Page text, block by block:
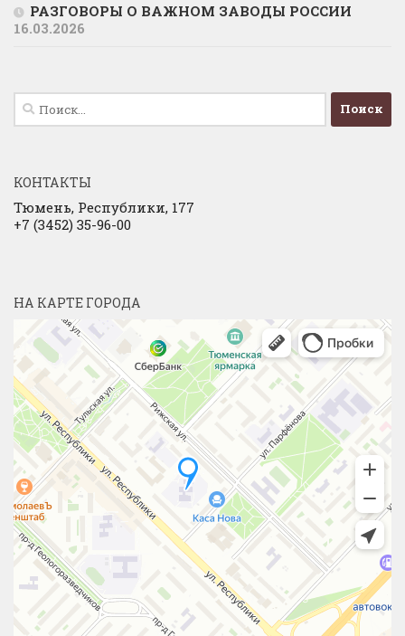
РАЗГОВОРЫ О ВАЖНОМ ЗАВОДЫ РОССИИ
16.03.2026
Найти:
КОНТАКТЫ
Тюмень, Республики, 177
+7 (3452) 35-96-00
НА КАРТЕ ГОРОДА